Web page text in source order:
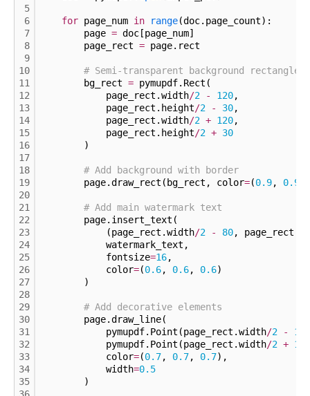
5
6
7
8
9
10
11
12
13
14
15
16
17
18
19
20
21
22
23
24
25
26
27
28
29
30
31
32
33
34
35
for page_num in range(doc.page_count):
page = doc[page_num]
page_rect = page.rect
# Semi-transparent background rectangle
bg_rect = pymupdf.Rect(
page_rect.width/2 - 120,
page_rect.height/2 - 30,
page_rect.width/2 + 120,
page_rect.height/2 + 30
)
# Add background with border
page.draw_rect(bg_rect, color=(0. 9, 0. 9
# Add main watermark text
page.insert_text(
(page_rect.width/2 - 80,
watermark_text,
fontsize=16,
color=(0. 6, 0. 6, 0. 6)
)
# Add decorative elements
page.draw_line(
pymupdf.Point(page_rect.width/2 -
100
pymupdf.Point(page_rect.width/2 + 100
color=(0. 7, 0. 7, 0. 7),
width=0. 5
)